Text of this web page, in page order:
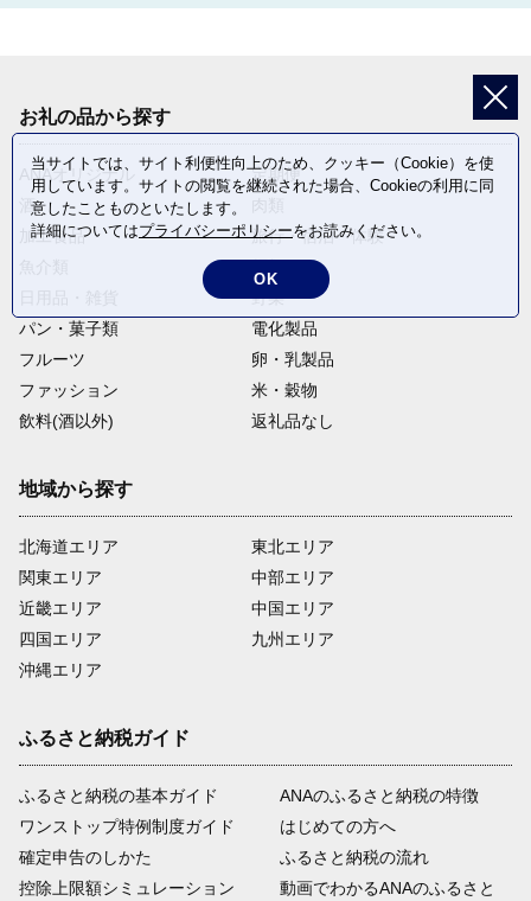
お礼の品から探す
ANAオリジナル
定期便
酒
加工食品
旅行・宿泊・体験
麺類
野菜
パン・菓子類
電化製品
フルーツ
卵・乳製品
ファッション
米・穀物
飲料(酒以外)
返礼品なし
地域から探す
北海道エリア
関東エリア
近畿エリア
四国エリア
沖縄エリア
東北エリア
中部エリア
中国エリア
九州エリア
ふるさと納税ガイド
ふるさと納税の基本ガイド
ワンストップ特例制度ガイド
確定申告のしかた
控除上限額シミュレーション
ANAのふるさと納税の特徴
はじめての方へ
ふるさと納税の流れ
動画でわかるANAのふるさと
当サイトでは、サイト利便性向上のため、クッキー（Cookie）を使
用しています。サイトの閲覧を継続された場合、Cookieの利用に同
意したことものといたします。
詳細についてはプライバシーポリシーをお読みください。
OK